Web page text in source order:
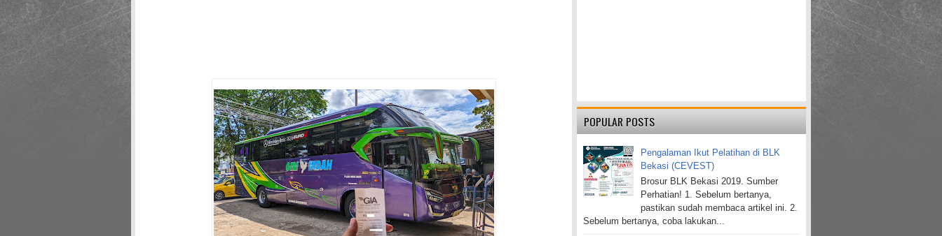
POPULAR POSTS
Pengalaman Ikut Pelatihan di BLK
Bekasi (CEVEST)
Brosur BLK Bekasi 2019. Sumber
Perhatian! 1. Sebelum bertanya,
pastikan sudah membaca artikel ini. 2.
Sebelum bertanya, coba lakukan...